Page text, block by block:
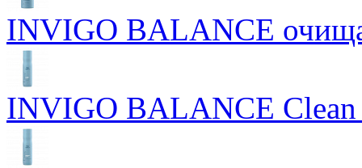
INVIGO BALANCE
INVIGO BALANCE Clean